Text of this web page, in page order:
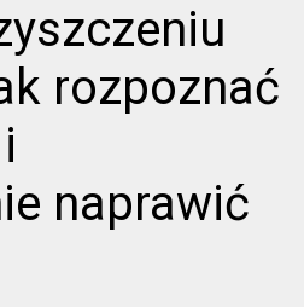
rozpoznać
naprawić